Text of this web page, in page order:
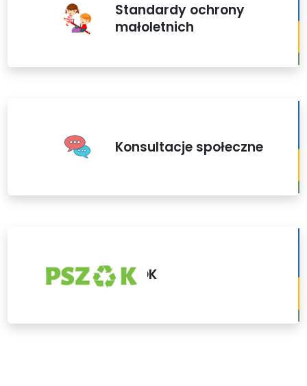
Standardy ochrony
małoletnich
Konsultacje społeczne
PSZOK